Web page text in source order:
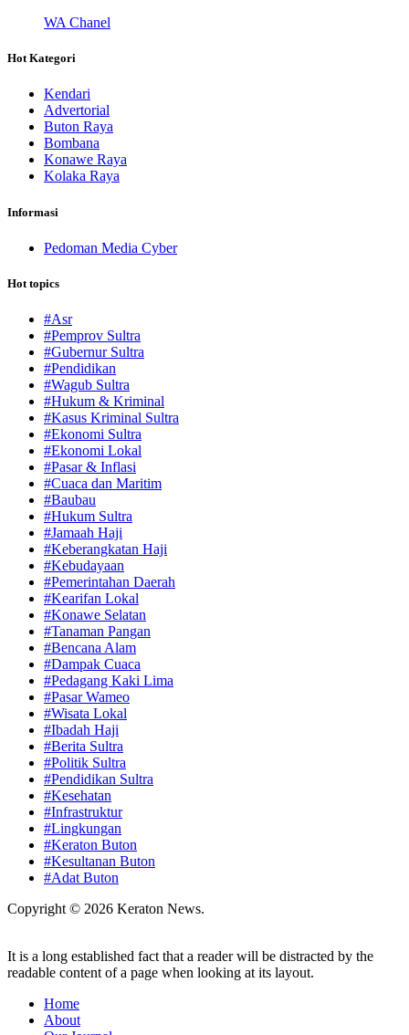
WA Chanel
Hot Kategori
Kendari
Advertorial
Buton Raya
Bombana
Konawe Raya
Kolaka Raya
Informasi
Pedoman Media Cyber
Hot topics
#Asr
#Pemprov Sultra
#Gubernur Sultra
#Pendidikan
#Wagub Sultra
#Hukum & Kriminal
#Kasus Kriminal Sultra
#Ekonomi Sultra
#Ekonomi Lokal
#Pasar & Inflasi
#Cuaca dan Maritim
#Baubau
#Hukum Sultra
#Jamaah Haji
#Keberangkatan Haji
#Kebudayaan
#Pemerintahan Daerah
#Kearifan Lokal
#Konawe Selatan
#Tanaman Pangan
#Bencana Alam
#Dampak Cuaca
#Pedagang Kaki Lima
#Pasar Wameo
#Wisata Lokal
#Ibadah Haji
#Berita Sultra
#Politik Sultra
#Pendidikan Sultra
#Kesehatan
#Infrastruktur
#Lingkungan
#Keraton Buton
#Kesultanan Buton
#Adat Buton
Copyright © 2026 Keraton News.
It is a long established fact that a reader will be distracted by the
readable content of a page when looking at its layout.
Home
About